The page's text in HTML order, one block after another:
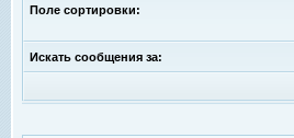
Поле сортировки:
Искать сообщения за: